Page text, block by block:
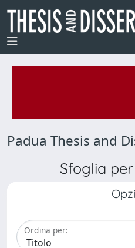
Padua Thesis and
Sfoglia
Ordina per: